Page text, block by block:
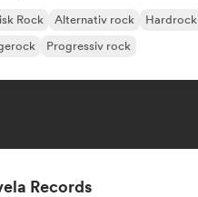
Rock Alternativ rock
Hardrock
Progressiv rock
Records